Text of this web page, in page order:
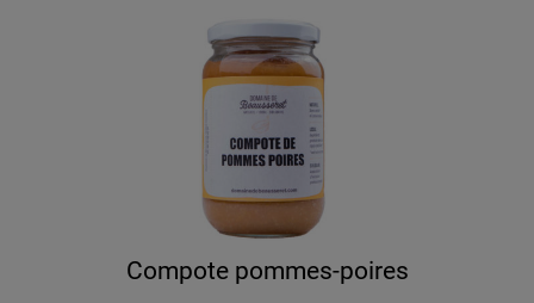
Compote pommes-poires